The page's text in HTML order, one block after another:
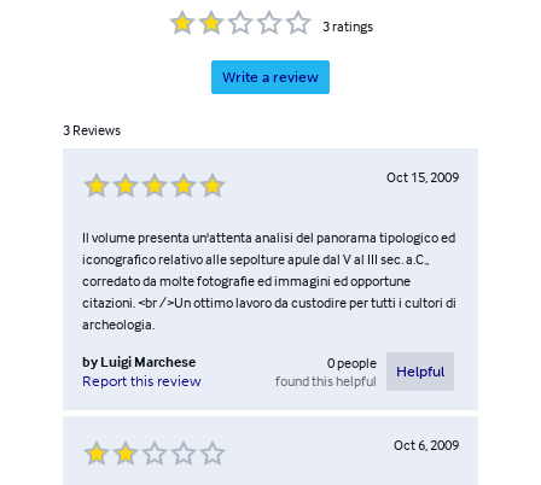
3ratings
Write a review
3 Reviews
Oct 15, 2009
Il volume presenta un'attenta analisi del panorama tipologico ed
iconografico relativo alle sepolture apule dal V al III sec. a.C.,
corredato da molte fotografie ed immagini ed opportune
citazioni. <br />Un ottimo lavoro da custodire per tutti i cultori di
archeologia.
by Luigi Marchese
Report this review
0people
found this helpful
Helpful
Oct 6, 2009